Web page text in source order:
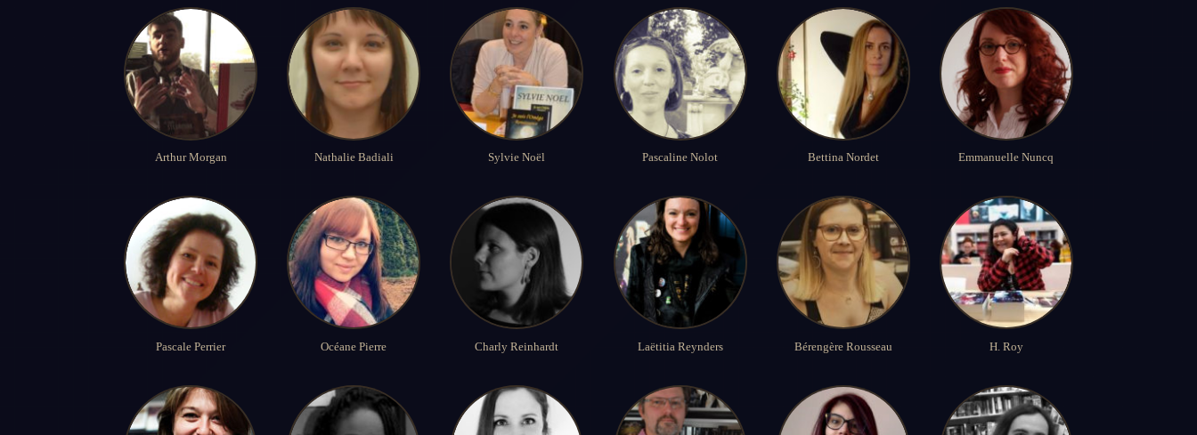
Arthur Morgan Nathalie Badiali Sylvie Noël Pascaline Nolot Bettina Nordet Emmanuelle Nuncq
Pascale Perrier Océane Pierre Charly Reinhardt Laëtitia Reynders Bérengère Rousseau H. Roy